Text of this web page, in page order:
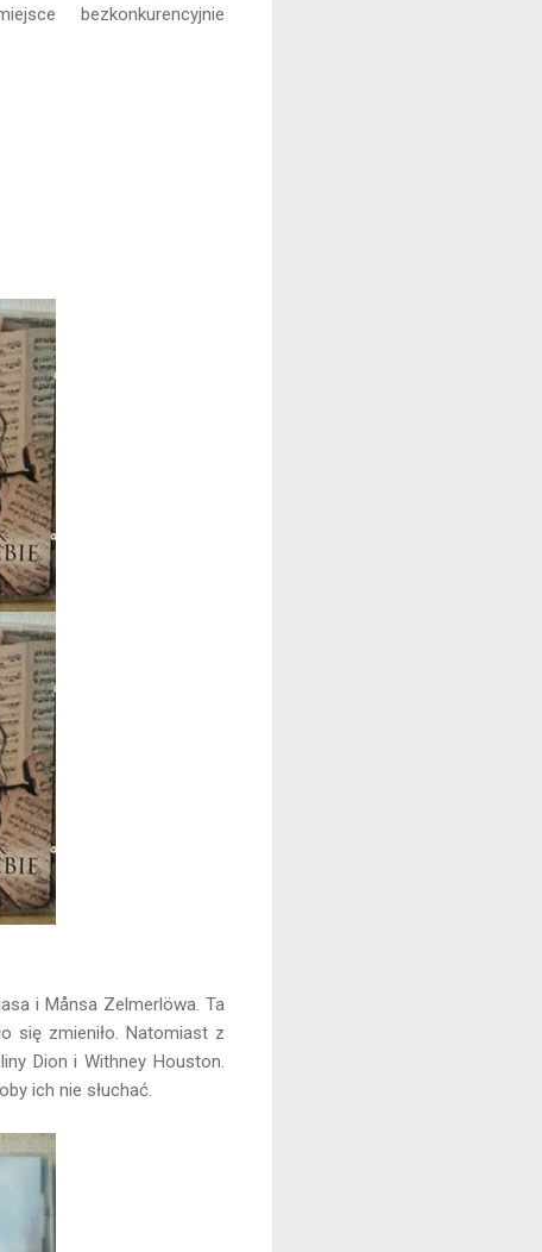
bezkonkurencyjnie
i Månsa Zelmerlöwa. Ta
się zmieniło. Natomiast z
Dion i Withney Houston.
ich nie słuchać.